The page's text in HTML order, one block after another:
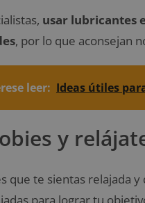
usar lubricantes
, por lo que aconsejan
leer: Ideas útiles
y
que te sientas relajada